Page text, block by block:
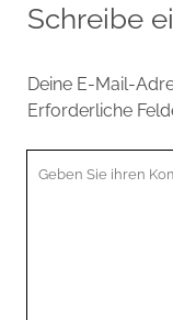
Schreibe
Deine E-Mail-
Erforderliche